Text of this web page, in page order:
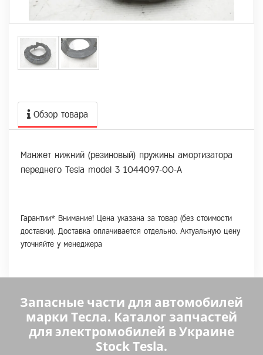
Обзор товара
Манжет нижний (резиновый) пружины амортизатора
переднего Tesla model 3 1044097-00-A
Гарантии* Внимание! Цена указана за товар (без стоимости
доставки). Доставка оплачивается отдельно. Актуальную цену
уточняйте у менеджера
Запасные части для автомобилей
марки Тесла. Каталог запчастей
для электромобилей в Украине
Stock Tesla.